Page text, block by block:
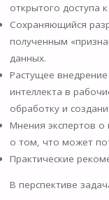
открытого доступа
Сохраняющийся
полученным
данных.
Растущее внедрение
интеллекта в
обработку и
Мнения экспертов о
о том, что может
Практические
В перспективе